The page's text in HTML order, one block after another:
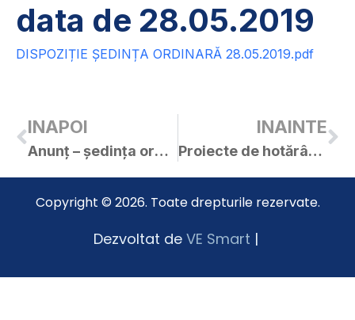
data de 28.05.2019
DISPOZIȚIE ȘEDINȚA ORDINARĂ 28.05.2019.pdf
INAPOI
Anunț – ședința ordinară a C.L. Curtici din 28.05.2019
INAINTE
Proiecte de hotărâri pentru ședința ordinară a C.L. Curtici din 28.05.2019
Copyright © 2026. Toate drepturile rezervate.
Dezvoltat de VE Smart |